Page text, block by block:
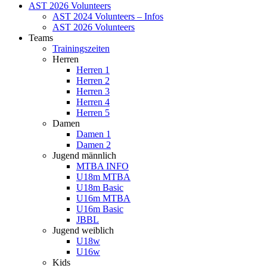
AST 2026 Volunteers
AST 2024 Volunteers – Infos
AST 2026 Volunteers
Teams
Trainingszeiten
Herren
Herren 1
Herren 2
Herren 3
Herren 4
Herren 5
Damen
Damen 1
Damen 2
Jugend männlich
MTBA INFO
U18m MTBA
U18m Basic
U16m MTBA
U16m Basic
JBBL
Jugend weiblich
U18w
U16w
Kids